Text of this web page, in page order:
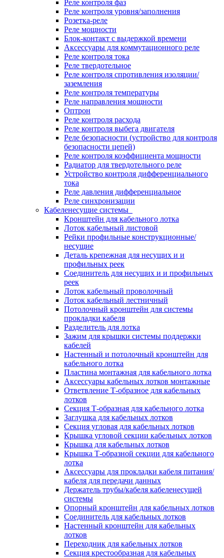
Реле контроля фаз
Реле контроля уровня/заполнения
Розетка-реле
Реле мощности
Блок-контакт с выдержкой времени
Аксессуары для коммутационного реле
Реле контроля тока
Реле твердотельное
Реле контроля спротивления изоляции/
заземления
Реле контроля температуры
Реле направления мощности
Оптрон
Реле контроля расхода
Реле контроля выбега двигателя
Реле безопасности (устройство для контроля
безопасности цепей)
Реле контроля коэффициента мощности
Радиатор для твердотельного реле
Устройство контроля дифференциального
тока
Реле давления дифференциальное
Реле синхронизации
Кабеленесущие системы
Кронштейн для кабельного лотка
Лоток кабельный листовой
Рейки профильные конструкционные/
несущие
Деталь крепежная для несущих и и
профильных реек
Соединитель для несущих и и профильных
реек
Лоток кабельный проволочный
Лоток кабельный лестничный
Потолочный кронштейн для системы
прокладки кабеля
Разделитель для лотка
Зажим для крышки системы поддержки
кабелей
Настенный и потолочный кронштейн для
кабельного лотка
Пластина монтажная для кабельного лотка
Аксессуары кабельных лотков монтажные
Ответвление Т-образное для кабельных
лотков
Секция Т-образная для кабельного лотка
Заглушка для кабельных лотков
Секция угловая для кабельных лотков
Крышка угловой секции кабельных лотков
Крышка для кабельных лотков
Крышка Т-образной секции для кабельного
лотка
Аксессуары для прокладки кабеля питания/
кабеля для передачи данных
Держатель трубы/кабеля кабеленесущей
системы
Опорный кронштейн для кабельных лотков
Соединитель для кабельных лотков
Настенный кронштейн для кабельных
лотков
Переходник для кабельных лотков
Секция крестообразная для кабельных